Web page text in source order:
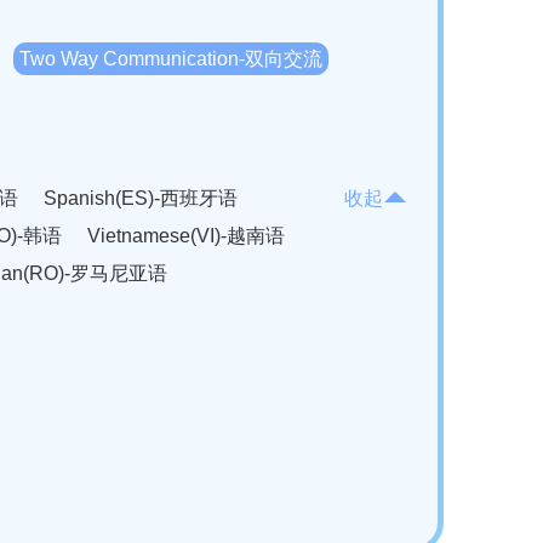
Two Way Communication-双向交流
Spanish(ES)-西班牙语
韩语
Vietnamese(VI)-越南语
罗马尼亚语
收起